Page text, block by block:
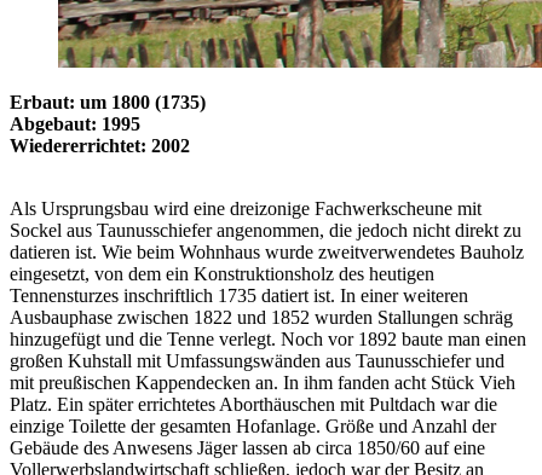
Erbaut: um 1800 (1735)
Abgebaut: 1995
Wiedererrichtet: 2002
Als Ursprungsbau wird eine dreizonige Fachwerkscheune mit
Sockel aus Taunusschiefer angenommen, die jedoch nicht direkt zu
datieren ist. Wie beim Wohnhaus wurde zweitverwendetes Bauholz
eingesetzt, von dem ein Konstruktionsholz des heutigen
Tennensturzes inschriftlich 1735 datiert ist. In einer weiteren
Ausbauphase zwischen 1822 und 1852 wurden Stallungen schräg
hinzugefügt und die Tenne verlegt. Noch vor 1892 baute man einen
großen Kuhstall mit Umfassungswänden aus Taunusschiefer und
mit preußischen Kappendecken an. In ihm fanden acht Stück Vieh
Platz. Ein später errichtetes Aborthäuschen mit Pultdach war die
einzige Toilette der gesamten Hofanlage. Größe und Anzahl der
Gebäude des Anwesens Jäger lassen ab circa 1850/60 auf eine
Vollerwerbslandwirtschaft schließen, jedoch war der Besitz an